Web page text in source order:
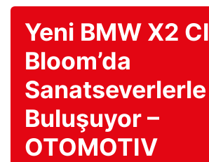
Yeni BMW X2 CI
Bloom’da
Sanatseverlerle
Buluşuyor –
OTOMOTIV